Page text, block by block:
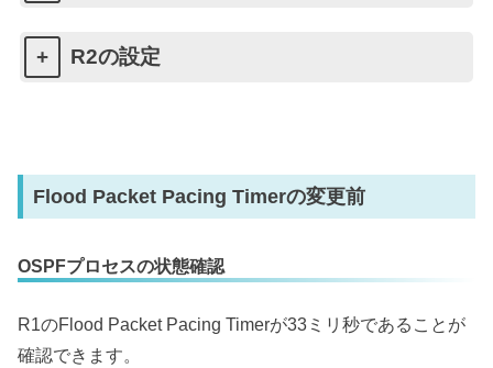
R2の設定
Flood Packet Pacing Timerの変更前
OSPFプロセスの状態確認
R1のFlood Packet Pacing Timerが33ミリ秒であることが
確認できます。